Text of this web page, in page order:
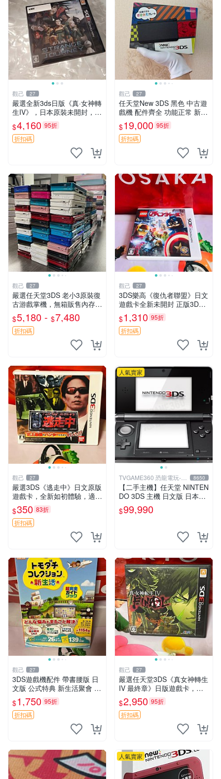
觀己 27
嚴選全新3ds日版《真·女神轉
生IV》，日本原裝未開封，附
原廠袋，收藏佳品 記憶卡 測
試良好 日本直送 3ds 真女神
訂閱版
$4,160 95折
折扣碼
觀己 27
任天堂New 3DS 黑色 中古遊
戲機 配件齊全 功能正常 新小
三 日版 中古任天堂3DS 黑色
配件齊全 良品 白屏 任天堂N
ew 3DS 黑色 臺灣
$19,000 95折
折扣碼
觀己 27
嚴選任天堂3DS 老小3原裝復
古游戲掌機，無箱販售內存卡
另購。購時可配熱門游戲與主
題。多色齊全，含紅、藍、
白、黑、粉五色，質地7新～
$5,180 - $7,480
折扣碼
觀己 27
3DS樂高《復仇者聯盟》日文
遊戲卡全新未開封 正版3DS
游戲 復仇者聯盟 樂高 3DS游
戲
$1,310 95折
折扣碼
觀己 27
嚴選3DS《逃走中》日文原版
遊戲卡，全新如初體驗，適合
收藏。3ds日版專用，圖像詳
見。二手商品，售出概不退
換。 逃走中 3ds 日版 游戲卡
$350 83折
折扣碼
人氣賣家
TVGAME360 恐龍電玩-台
中店
8650
【二手主機】任天堂 NINTEN
DO 3DS 主機 日文版 日本機
日規機 附原廠充電器 宇宙黑
裸裝【台中恐龍電玩】
$99,990
觀己 27
3DS遊戲機配件 帶書腰版 日
文版 公式特典 新生活聚會 合
適收藏 9成新二手 商品不退
不交換 資訊以圖為主 圖實相
符 3DS 員額 游戲卡帶
$1,750 95折
折扣碼
觀己 27
嚴選任天堂3DS《真女神轉生
IV 最終章》日版遊戲卡，整
體狀態極佳非常新。適合收藏
玩家。 真女神轉生IV 最終章
3ds 日版 游戲卡
$2,950 95折
折扣碼
人氣賣家